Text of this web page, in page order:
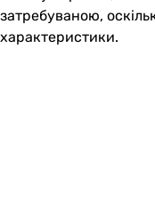
затребуваною,
характеристики.